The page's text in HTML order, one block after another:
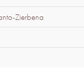
Zierbena